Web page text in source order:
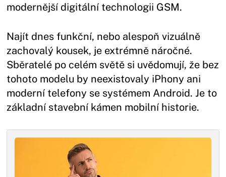
modernější digitální technologii GSM.
Najít dnes funkční, nebo alespoň vizuálně
zachovalý kousek, je extrémně náročné.
Sběratelé po celém světě si uvědomují, že bez
tohoto modelu by neexistovaly iPhony ani
moderní telefony se systémem Android. Je to
základní stavební kámen mobilní historie.